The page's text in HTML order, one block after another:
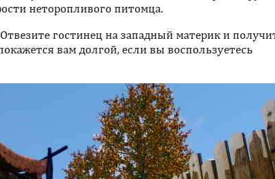
неторопливого питомца.
гостинец на западный материк и
вам долгой, если вы воспользуетесь